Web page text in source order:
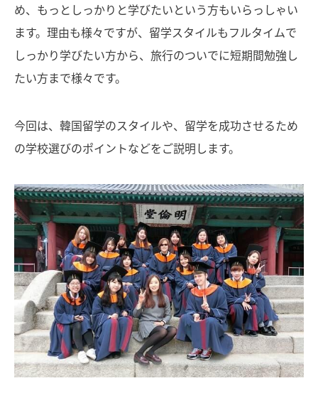
め、もっとしっかりと学びたいという方もいらっしゃい
ます。理由も様々ですが、留学スタイルもフルタイムで
しっかり学びたい方から、旅行のついでに短期間勉強し
たい方まで様々です。
今回は、韓国留学のスタイルや、留学を成功させるため
の学校選びのポイントなどをご説明します。